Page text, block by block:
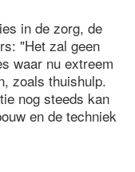
in de zorg, de
"Het zal geen
waar nu extreem
zoals thuishulp.
nog steeds kan
en de techniek